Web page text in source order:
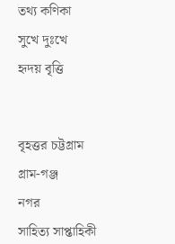
তথ্য কণিকা
সুখে দুঃখে
হৃদয় বৃত্তি
বৃহত্তর চট্টগ্রাম
গ্রাম-গঞ্জ
নগর
সাহিত্য সাপ্তাহিকী